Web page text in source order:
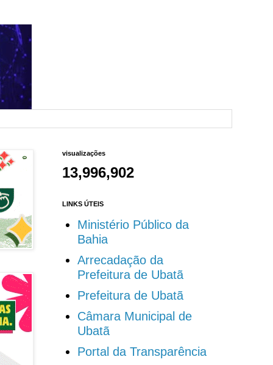
visualizações
13,996,902
LINKS ÚTEIS
Ministério Público da
Bahia
Arrecadação da
Prefeitura de Ubatã
Prefeitura de Ubatã
Câmara Municipal de
Ubatã
Portal da Transparência